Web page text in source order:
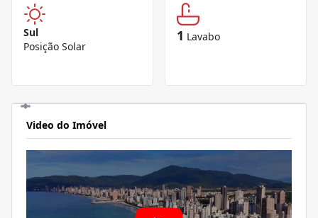
Sul
Posição Solar
1 Lavabo
Video do Imóvel